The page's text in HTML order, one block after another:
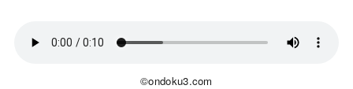
©ondoku3.com